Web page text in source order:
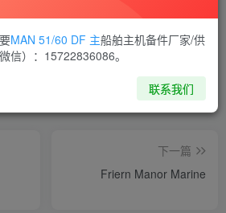
喜欢就支持一下吧
下一篇
Friern Manor Marine
MAN 51/60 DF 主船舶主机备件厂家/供
信）：15722836086。
联系我们